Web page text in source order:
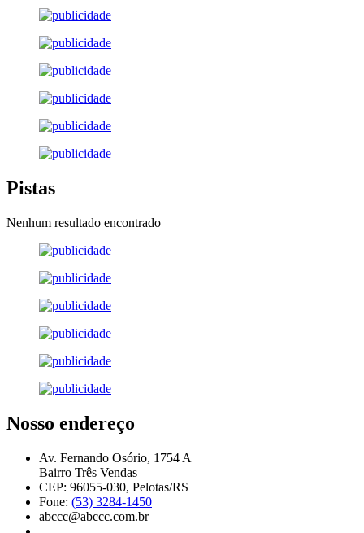
Pistas
Nenhum resultado encontrado
Nosso endereço
Av. Fernando Osório, 1754 A
Bairro Três Vendas
CEP: 96055-030, Pelotas/RS
Fone: (53) 3284-1450
abccc@abccc.com.br